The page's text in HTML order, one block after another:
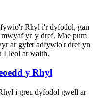
Rhyl i'r dyfodol, gan
yn y dref. Mae pum
ar gyfer adfywio'r dref yn
Lleol ar waith.
y Rhyl
i greu dyfodol gwell ar